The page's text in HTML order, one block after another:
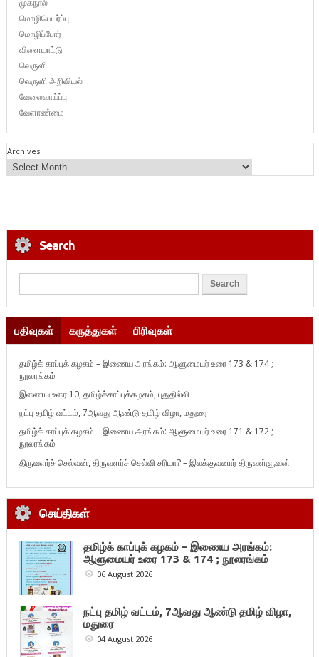
மொழிபெயர்ப்பு
மொழிப்போர்
விளையாட்டு
வெருளி
வெருளி அறிவியல்
வேலைவாய்ப்பு
வேளாண்மை
Archives
Search
பதிவுகள் கருத்துகள் பிரிவுகள்
தமிழ்க் காப்புக் கழகம் – இணைய அரங்கம்: ஆளுமையர் உரை 173 & 174 ;
நூலரங்கம்
இணைய உரை 10, தமிழ்க்காப்புக்கழகம், புதுதில்லி
நட்பு தமிழ் வட்டம், 7ஆவது ஆண்டு தமிழ் விழா, மதுரை
தமிழ்க் காப்புக் கழகம் – இணைய அரங்கம்: ஆளுமையர் உரை 171 & 172 ;
நூலரங்கம்
திருவளர்ச் செல்வன், திருவளர்ச் செல்வி சரியா? – இலக்குவனார் திருவள்ளுவன்
செய்திகள்
தமிழ்க் காப்புக் கழகம் – இணைய அரங்கம்:
ஆளுமையர் உரை 173 & 174 ; நூலரங்கம்
06 August 2026
நட்பு தமிழ் வட்டம், 7ஆவது ஆண்டு தமிழ் விழா,
மதுரை
04 August 2026